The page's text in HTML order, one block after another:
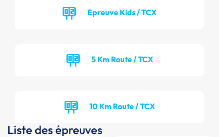
Epreuve Kids / TCX
5 Km Route / TCX
10 Km Route / TCX
Liste des épreuves